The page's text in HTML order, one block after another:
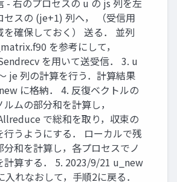
セスの (je+1) 列へ， （受信用
を確保しておく） 送る． 並列
を参考にして，
を用いて送受信． 3. u
je 列の計算を行う．計算結果
に格納． 4. 反復ベクトルの
ムの部分和を計算し，
で総和を取り，収束の
行うようにする． ローカルで残
分和を計算し，各プロセスでノ
計算する． 5. 2023/9/21 u_new
入れなおして，手順2に戻る．